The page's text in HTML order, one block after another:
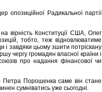
Радикальної партії
вірність Конституції США, Олег
тобто, теж відновлюватиме
і завдяки цьому зшити потріскану
чергу громадян власної країни і
про надання фінансової чи
Петра Порошенка саме він стане
сумніватись уже сьогодні.